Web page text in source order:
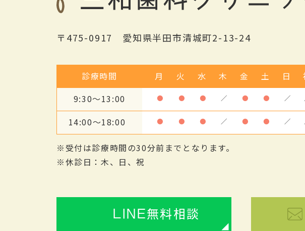
〒475-0917 愛知県半田市清城町2-13-24
診療時間 月 火 水 木 金 土 日
9:30～13:00
● ● ● ／ ● ● ／
14:00～18:00 ● ● ● ／ ● ● ／
※受付は診療時間の30分前までとなります。
※休診日：木、日、祝
LINE無料相談